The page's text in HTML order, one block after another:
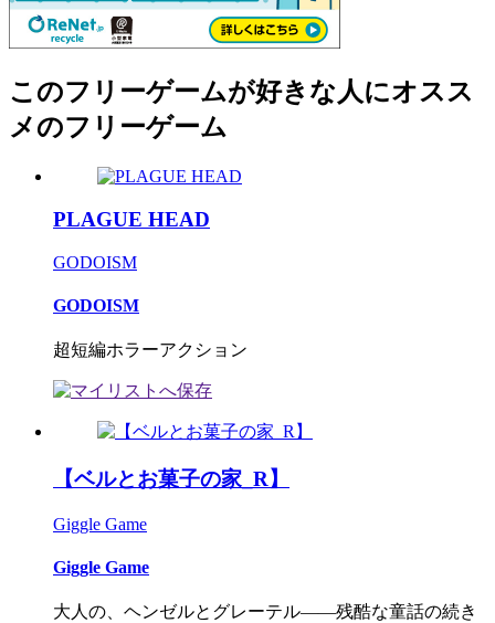
このフリーゲームが好きな人にオスス
メのフリーゲーム
PLAGUE HEAD
GODOISM
GODOISM
超短編ホラーアクション
【ベルとお菓子の家_R】
Giggle Game
Giggle Game
大人の、ヘンゼルとグレーテル――残酷な童話の続き